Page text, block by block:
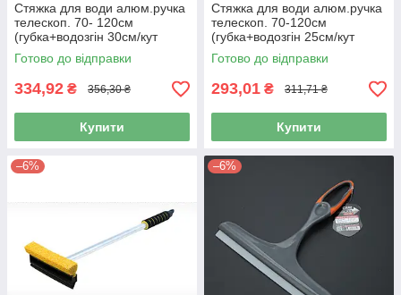
Стяжка для води алюм.ручка
телескоп. 70- 120см
(губка+водозгін 30см/кут
нахилу) BP-50 "BI-Plast"
Готово до відправки
334,92 ₴ 356,30 ₴
Купити
Стяжка для води алюм.ручка
телескоп. 70-120см
(губка+водозгін 25см/кут
нахилу) BP-45 "BI-Plast"
Готово до відправки
293,01 ₴ 311,71 ₴
Купити
–6% –6%